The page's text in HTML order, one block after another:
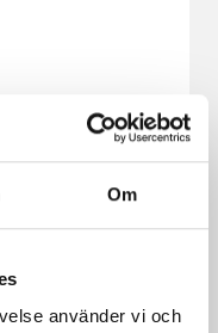
Om
använder vi och
HSS lång